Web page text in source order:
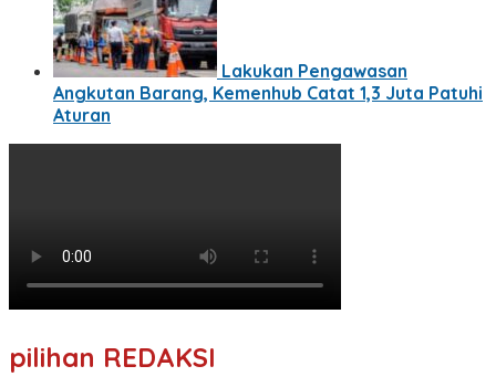
Lakukan Pengawasan
Angkutan Barang, Kemenhub Catat 1,3 Juta Patuhi
Aturan
pilihan REDAKSI